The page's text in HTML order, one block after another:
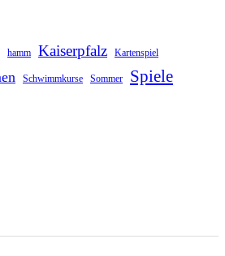
hamm Kaiserpfalz Kartenspiel
Schwimmkurse Sommer Spiele